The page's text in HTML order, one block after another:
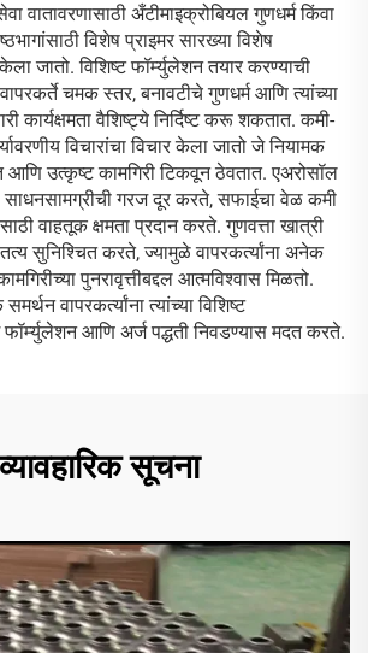
वातावरणासाठी अँटीमाइक्रोबियल गुणधर्म किंवा
विशेष प्राइमर सारख्या विशेष
जातो. विशिष्ट फॉर्म्युलेशन तयार करण्याची
चमक स्तर, बनावटीचे गुणधर्म आणि त्यांच्या
कार्यक्षमता वैशिष्ट्ये निर्दिष्ट करू शकतात. कमी-
विचारांचा विचार केला जातो जे नियामक
उत्कृष्ट कामगिरी टिकवून ठेवतात. एअरोसॉल
गरज दूर करते, सफाईचा वेळ कमी
वाहतूक क्षमता प्रदान करते. गुणवत्ता खात्री
सुनिश्चित करते, ज्यामुळे वापरकर्त्यांना अनेक
पुनरावृत्तीबद्दल आत्मविश्वास मिळतो.
वापरकर्त्यांना त्यांच्या विशिष्ट
आणि अर्ज पद्धती निवडण्यास मदत करते.
सूचना